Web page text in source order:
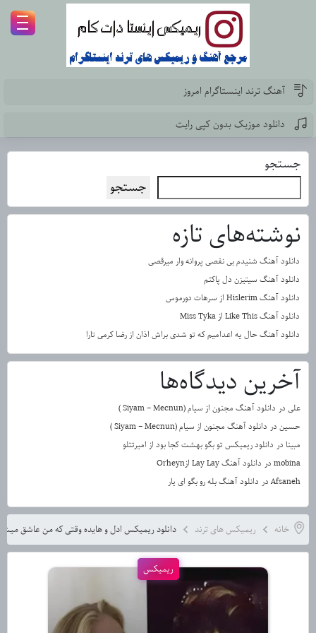
آهنگ ترند اینستاگرام امروز
دانلود موزیک بدون کپی رایت
جستجو
جستجو
نوشته‌های تازه
دانلود آهنگ شنیدم بی نقصی پروانه وار میرقصی
دانلود آهنگ سیتیزن دل پاکتم
دانلود آهنگ Hislerim از سرهات دورموس
دانلود آهنگ Like This از Miss Tyka
دانلود آهنگ حال یه اعدامیم که تو شدی براش اذان از رضا کرمی تارا
آخرین دیدگاه‌ها
علی در دانلود آهنگ مجنون از سیام (Siyam – Mecnun )
حسین در دانلود آهنگ مجنون از سیام (Siyam – Mecnun )
مبینا در دانلود ریمیکس تو بگو بهشت کجا بود از امیرتتلو
mobina در دانلود آهنگ Lay Lay ازOrheyn
Afsaneh در دانلود آهنگ بله رو بگو ای یار
خانه ریمیکس های ترند دانلود ریمیکس ادل و هایده وقتی که من عاشق
ریمیکس